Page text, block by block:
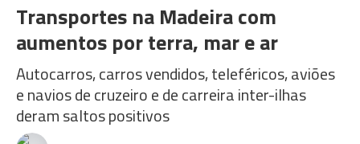
Transportes na Madeira com
aumentos por terra, mar e ar
Autocarros, carros vendidos, teleféricos, aviões
e navios de cruzeiro e de carreira inter-ilhas
deram saltos positivos